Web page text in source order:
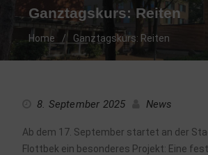
Ganztagskurs: Reiten
Home Ganztagskurs: Reiten
8. September 2025 News
Ab dem 17. September startet an der
Flottbek ein besonderes Projekt: Eine